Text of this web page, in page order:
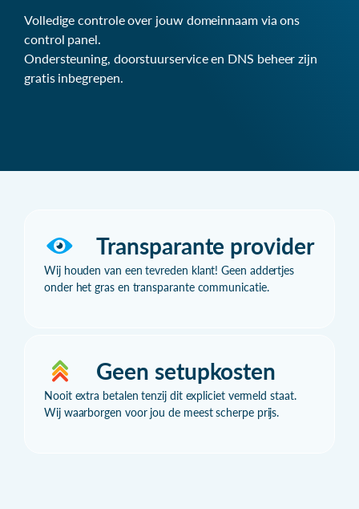
Volledige controle over jouw domeinnaam via ons
control panel.
Ondersteuning, doorstuurservice en DNS beheer zijn
gratis inbegrepen.
Transparante provider
Wij houden van een tevreden klant! Geen addertjes
onder het gras en transparante communicatie.
Geen setupkosten
Nooit extra betalen tenzij dit expliciet vermeld staat.
Wij waarborgen voor jou de meest scherpe prijs.